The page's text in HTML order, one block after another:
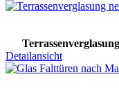
Detailansicht